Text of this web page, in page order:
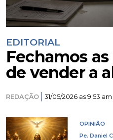
EDITORIAL
Fechamos
de vender a
REDAÇÃO 31/05/2026 as 9:53 am
OPINIÃO
Pe. Daniel